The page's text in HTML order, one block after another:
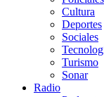
Cultura
Deportes
Sociales
Turismo
Sonar
Radio